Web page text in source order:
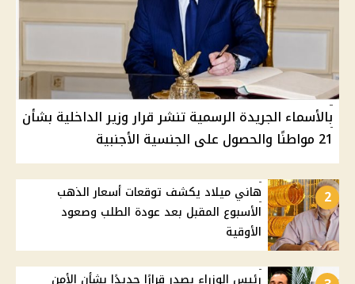
بالأسماء الجريدة الرسمية تنشر قرار وزير الداخلية بشأن
21 مواطنًا والحصول على الجنسية الأجنبية
2
هاني ميلاد يكشف توقعات أسعار الذهب
الأسبوع المقبل بعد عودة الطلب وصعود
الأوقية
رئيس الوزراء يصدر قرارًا جديدًا بشأن الأمن